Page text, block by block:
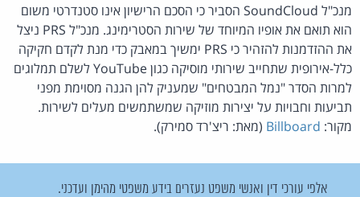
מנכ"ל SoundCloud הסביר כי הסכם הרישיון אינו סטנדרטי משום
הוא תואם את אופיו המיוחד של שירות הסטרימינג. מנכ"ל PRS ניצל
את ההזדמנות להזהיר כי PRS ימשיך במאבק כדי מנת לקדם חקיקה
כלל-אירופית שתחייב שירותי מוסיקה כגון YouTube לשלם תמלוגים
למרות הסדר "נמל המבטחים" שמעניק להן הגנה מסוימת מפני
תביעות וחבויות על יצירות מוזיקה שמשתמשים מעלים לשירות.
מקור: Billboard (מאת: ריצ'רד סמירק).
אלפי עורכי דין ואנשי משפט נעזרים בידע משפטי מהימן ועדכני.